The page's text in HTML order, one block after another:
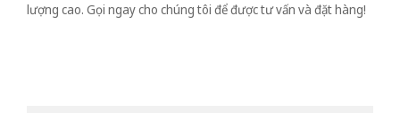
lượng cao. Gọi ngay cho chúng tôi để được tư vấn và đặt hàng!